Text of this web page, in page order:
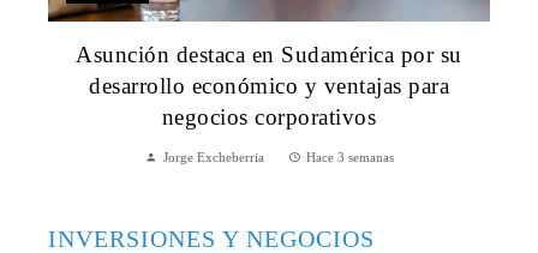
Asunción destaca en Sudamérica por su
desarrollo económico y ventajas para
negocios corporativos
Jorge Excheberria Hace 3 semanas
INVERSIONES Y NEGOCIOS